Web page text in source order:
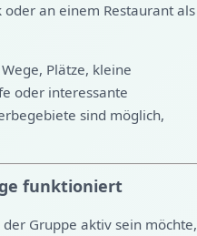
an einem Restaurant als
Plätze, kleine
oder interessante
sind möglich,
funktioniert
Gruppe aktiv sein möchte,